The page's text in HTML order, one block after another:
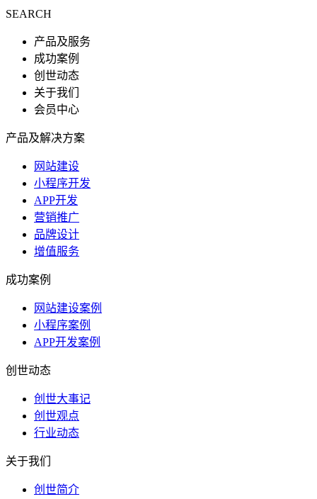
SEARCH
产品及服务
成功案例
创世动态
关于我们
会员中心
产品及解决方案
网站建设
小程序开发
APP开发
营销推广
品牌设计
增值服务
成功案例
网站建设案例
小程序案例
APP开发案例
创世动态
创世大事记
创世观点
行业动态
关于我们
创世简介